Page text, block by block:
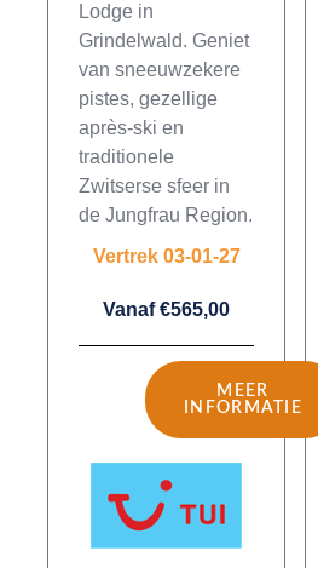
Lodge in
Grindelwald. Geniet
van sneeuwzekere
pistes, gezellige
après-ski en
traditionele
Zwitserse sfeer in
de Jungfrau Region.
Vertrek 03-01-27
Vanaf €565,00
MEER
INFORMATIE